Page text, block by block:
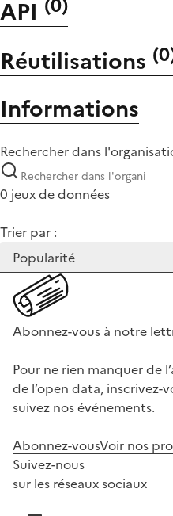
API
Réutilisations (0
Informations
Rechercher dans
0 jeux de données
Trier par :
Abonnez-vous à notre
Pour ne rien manquer de
de l’open data,
suivez nos événements.
Abonnez-vousVoir nos
Suivez-nous
sur les réseaux sociaux